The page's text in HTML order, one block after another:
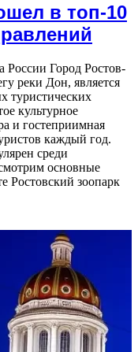
в топ-10
Город Ростов-
реки Дон, является
туристических
культурное
и гостеприимная
каждый год.
среди
основные
Ростовский зоопарк